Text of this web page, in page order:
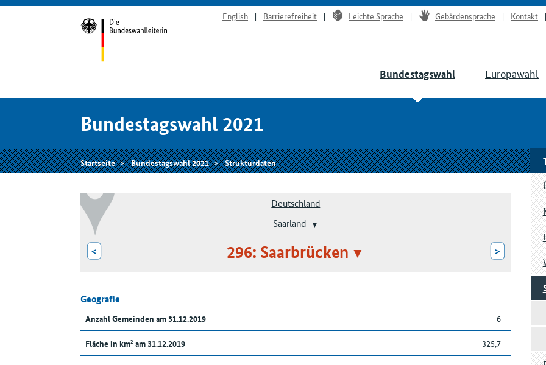
English Barrierefreiheit Leichte Sprache Gebärdensprache Kontakt
Bundestagswahl Europawahl
Bundestagswahl 2021
Startseite Bundestagswahl 2021 Strukturdaten
Deutschland
Saarland
< 296: Saarbrücken >
Geografie
Anzahl Gemeinden am 31.12.2019 6
Fläche in km² am 31.12.2019 325,7